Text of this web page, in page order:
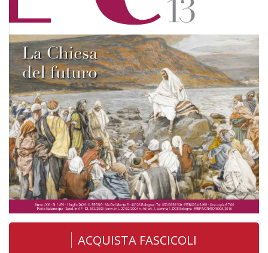
ACQUISTA FASCICOLI